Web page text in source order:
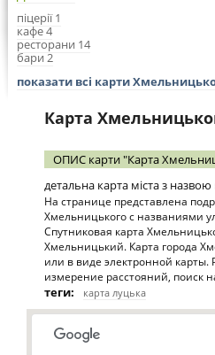
піцерії 1
кафе 4
ресторани 14
бари 2
показати всі карти
Карта
ОПИС карти "Карта
детальна карта міста з
На странице представлена
Хмельницького с названиями
Спутниковая карта
Хмельницький. Карта города
или в виде электронной карты.
измерение расстояний, поиск
теги: карта луцька